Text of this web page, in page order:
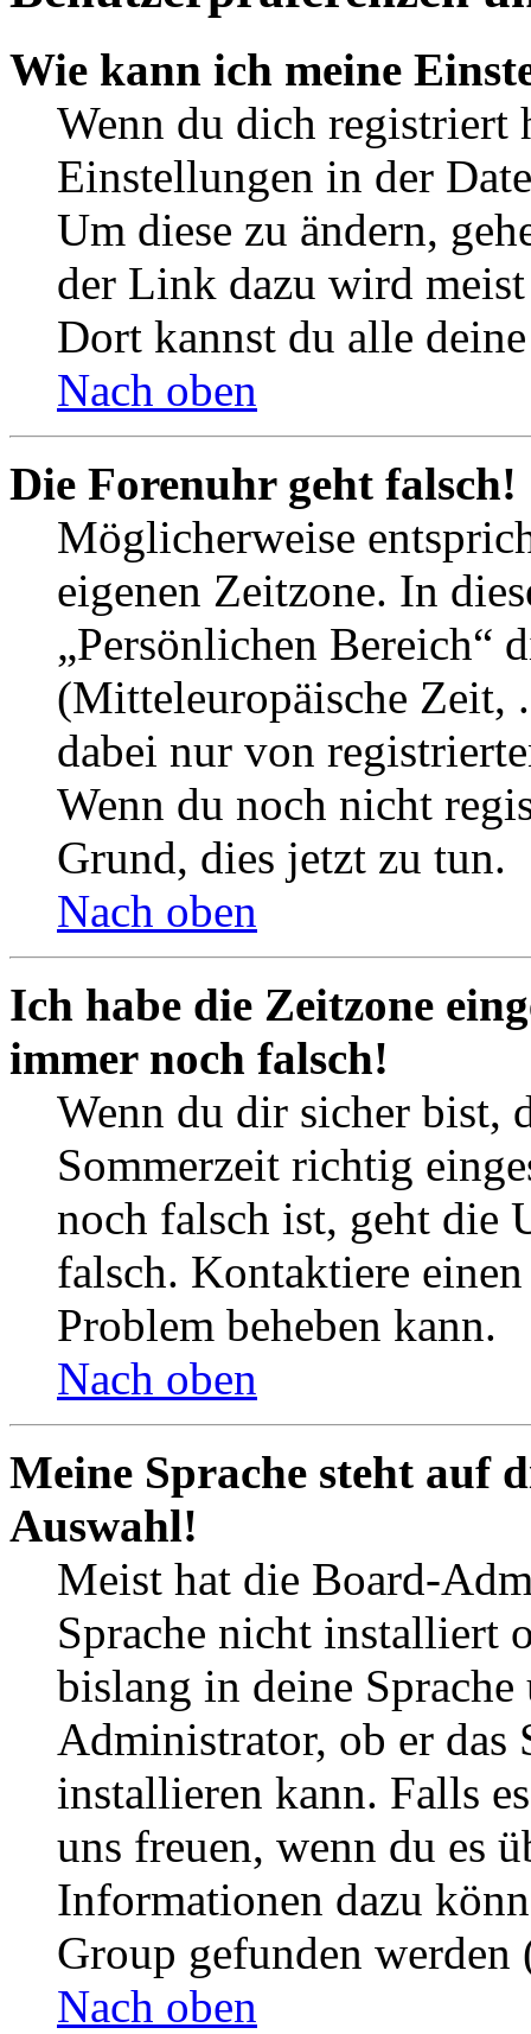
Wie kann ich meine
Wenn du dich registriert
Einstellungen in der
Um diese zu ändern,
der Link dazu wird
Dort kannst du alle
Nach oben
Die Forenuhr geht falsch!
Möglicherweise
eigenen Zeitzone. In
„Persönlichen Bereich“
(Mitteleuropäische Zeit,
dabei nur von
Wenn du noch nicht
Grund, dies jetzt zu tun.
Nach oben
Ich habe die Zeitzone
immer noch falsch!
Wenn du dir sicher bist,
Sommerzeit richtig
noch falsch ist, geht die
falsch. Kontaktiere
Problem beheben kann.
Nach oben
Meine Sprache steht auf
Auswahl!
Meist hat die Board-
Sprache nicht installiert
bislang in deine
Administrator, ob er das
installieren kann. Falls
uns freuen, wenn du es
Informationen dazu
Group gefunden
Nach oben